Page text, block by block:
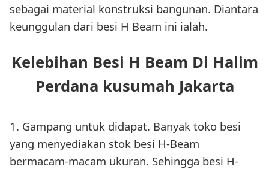
sebagai material konstruksi bangunan. Diantara
keunggulan dari besi H Beam ini ialah.
Kelebihan Besi H Beam Di Halim
Perdana kusumah Jakarta
1. Gampang untuk didapat. Banyak toko besi
yang menyediakan stok besi H-Beam
bermacam-macam ukuran. Sehingga besi H-